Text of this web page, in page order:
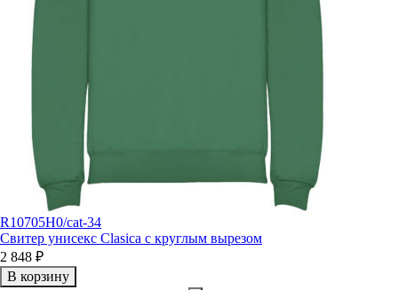
R10705H0/cat-34
Свитер унисекс Clasica с круглым вырезом
2 848 ₽
В корзину